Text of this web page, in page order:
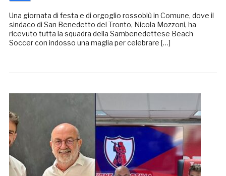
Una giornata di festa e di orgoglio rossoblù in Comune, dove il
sindaco di San Benedetto del Tronto, Nicola Mozzoni, ha
ricevuto tutta la squadra della Sambenedettese Beach
Soccer con indosso una maglia per celebrare […]